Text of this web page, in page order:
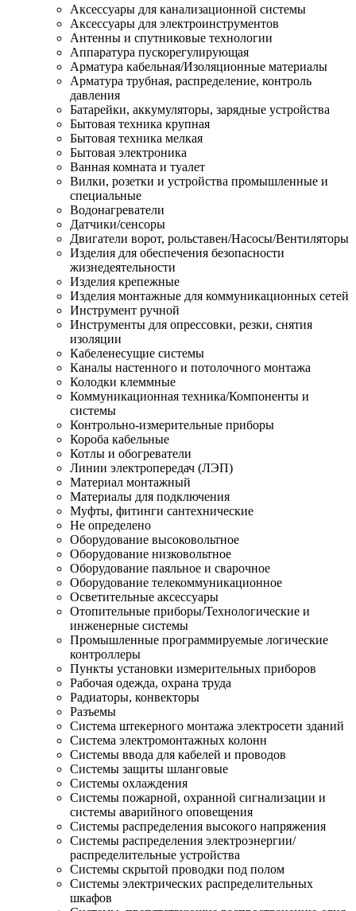
Аксессуары для канализационной системы
Аксессуары для электроинструментов
Антенны и спутниковые технологии
Аппаратура пускорегулирующая
Арматура кабельная/Изоляционные материалы
Арматура трубная, распределение, контроль
давления
Батарейки, аккумуляторы, зарядные устройства
Бытовая техника крупная
Бытовая техника мелкая
Бытовая электроника
Ванная комната и туалет
Вилки, розетки и устройства промышленные и
специальные
Водонагреватели
Датчики/сенсоры
Двигатели ворот, рольставен/Насосы/Вентиляторы
Изделия для обеспечения безопасности
жизнедеятельности
Изделия крепежные
Изделия монтажные для коммуникационных сетей
Инструмент ручной
Инструменты для опрессовки, резки, снятия
изоляции
Кабеленесущие системы
Каналы настенного и потолочного монтажа
Колодки клеммные
Коммуникационная техника/Компоненты и
системы
Контрольно-измерительные приборы
Короба кабельные
Котлы и обогреватели
Линии электропередач (ЛЭП)
Материал монтажный
Материалы для подключения
Муфты, фитинги сантехнические
Не определено
Оборудование высоковольтное
Оборудование низковольтное
Оборудование паяльное и сварочное
Оборудование телекоммуникационное
Осветительные аксессуары
Отопительные приборы/Технологические и
инженерные системы
Промышленные программируемые логические
контроллеры
Пункты установки измерительных приборов
Рабочая одежда, охрана труда
Радиаторы, конвекторы
Разъемы
Система штекерного монтажа электросети зданий
Система электромонтажных колонн
Системы ввода для кабелей и проводов
Системы защиты шланговые
Системы охлаждения
Системы пожарной, охранной сигнализации и
системы аварийного оповещения
Системы распределения высокого напряжения
Системы распределения электроэнергии/
распределительные устройства
Системы скрытой проводки под полом
Системы электрических распределительных
шкафов